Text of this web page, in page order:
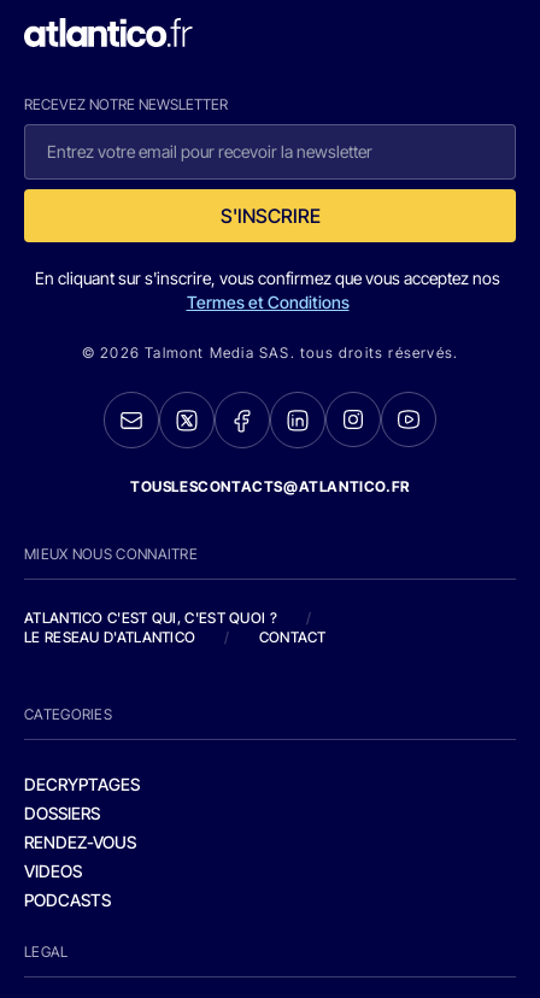
RECEVEZ NOTRE NEWSLETTER
S'INSCRIRE
En cliquant sur s'inscrire, vous confirmez que vous acceptez nos
Termes et Conditions
© 2026 Talmont Media SAS. tous droits réservés.
TOUSLESCONTACTS@ATLANTICO.FR
MIEUX NOUS CONNAITRE
ATLANTICO C'EST QUI, C'EST QUOI ?
/
LE RESEAU D'ATLANTICO
/ CONTACT
CATEGORIES
DECRYPTAGES
DOSSIERS
RENDEZ-VOUS
VIDEOS
PODCASTS
LEGAL